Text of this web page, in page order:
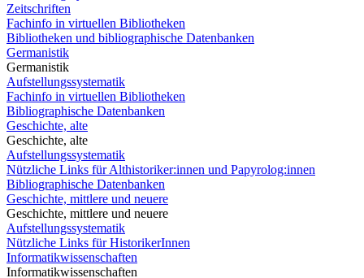
Zeitschriften
Fachinfo in virtuellen Bibliotheken
Bibliotheken und bibliographische Datenbanken
Germanistik
Germanistik
Aufstellungssystematik
Fachinfo in virtuellen Bibliotheken
Bibliographische Datenbanken
Geschichte, alte
Geschichte, alte
Aufstellungssystematik
Nützliche Links für Althistoriker:innen und Papyrolog:innen
Bibliographische Datenbanken
Geschichte, mittlere und neuere
Geschichte, mittlere und neuere
Aufstellungssystematik
Nützliche Links für HistorikerInnen
Informatikwissenschaften
Informatikwissenschaften